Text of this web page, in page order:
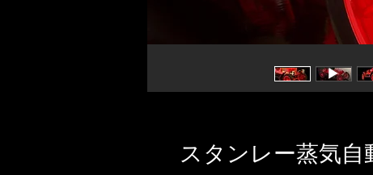
スタンレー蒸気自